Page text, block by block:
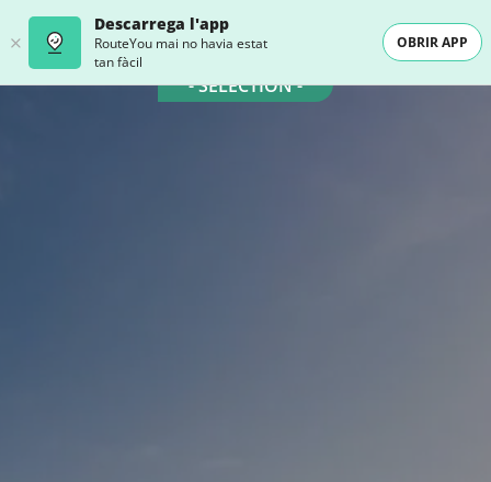
Descarrega l'app
RouteYou mai no havia estat
tan fàcil
OBRIR APP
- SELECTION -